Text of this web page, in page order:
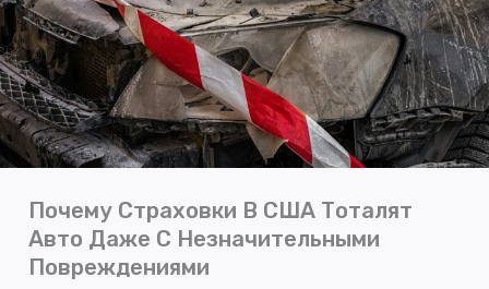
Почему Страховки В США Тоталят
Авто Даже С Незначительными
Повреждениями
США
тоталят
авто
даже
с
повреждениями